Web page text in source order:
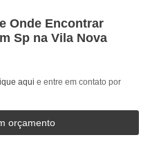
Onde Encontrar
Sp na Vila Nova
aqui e entre em contato por
orçamento